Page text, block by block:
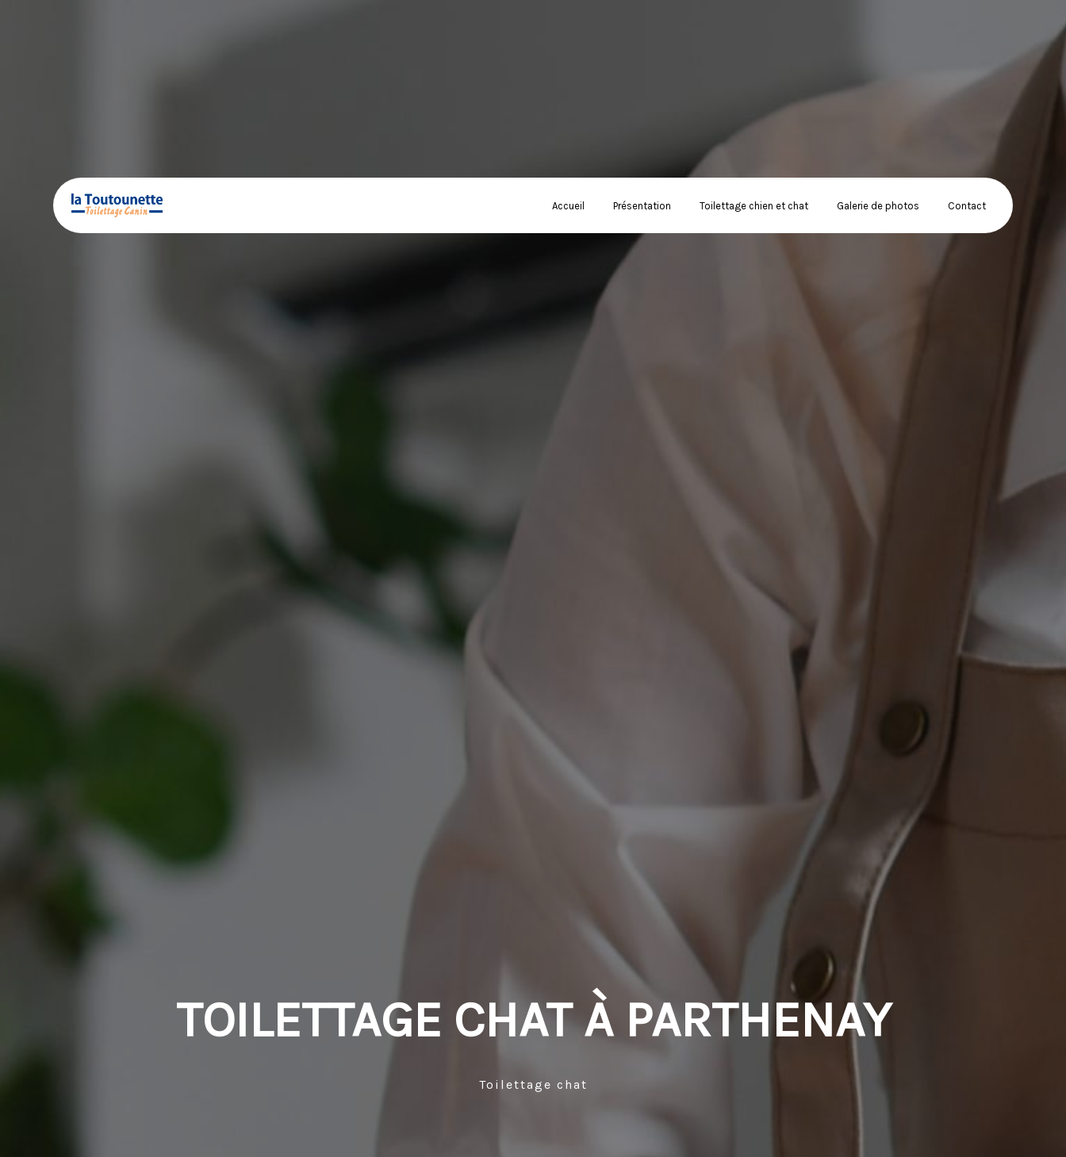
Accueil Présentation Toilettage chien et chat Galerie de photos Contact
TOILETTAGE CHAT À PARTHENAY
Toilettage chat